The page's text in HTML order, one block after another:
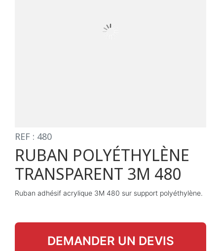
REF : 480
RUBAN POLYÉTHYLÈNE
TRANSPARENT 3M 480
Ruban adhésif acrylique 3M 480 sur support polyéthylène.
DEMANDER UN DEVIS